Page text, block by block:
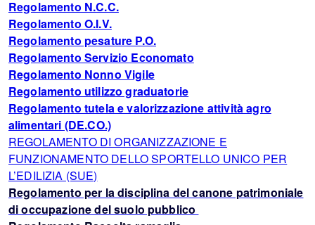
Regolamento N.C.C.
Regolamento O.I.V.
Regolamento pesature P.O.
Regolamento Servizio Economato
Regolamento Nonno Vigile
Regolamento utilizzo graduatorie
Regolamento tutela e valorizzazione attività agro
alimentari (DE.CO.)
REGOLAMENTO DI ORGANIZZAZIONE E
FUNZIONAMENTO DELLO SPORTELLO UNICO PER
L’EDILIZIA (SUE)
Regolamento per la disciplina del canone patrimoniale
di occupazione del suolo pubblico